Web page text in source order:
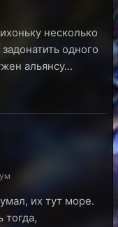
несколько
одного
альянсу...
их тут море.
тогда,